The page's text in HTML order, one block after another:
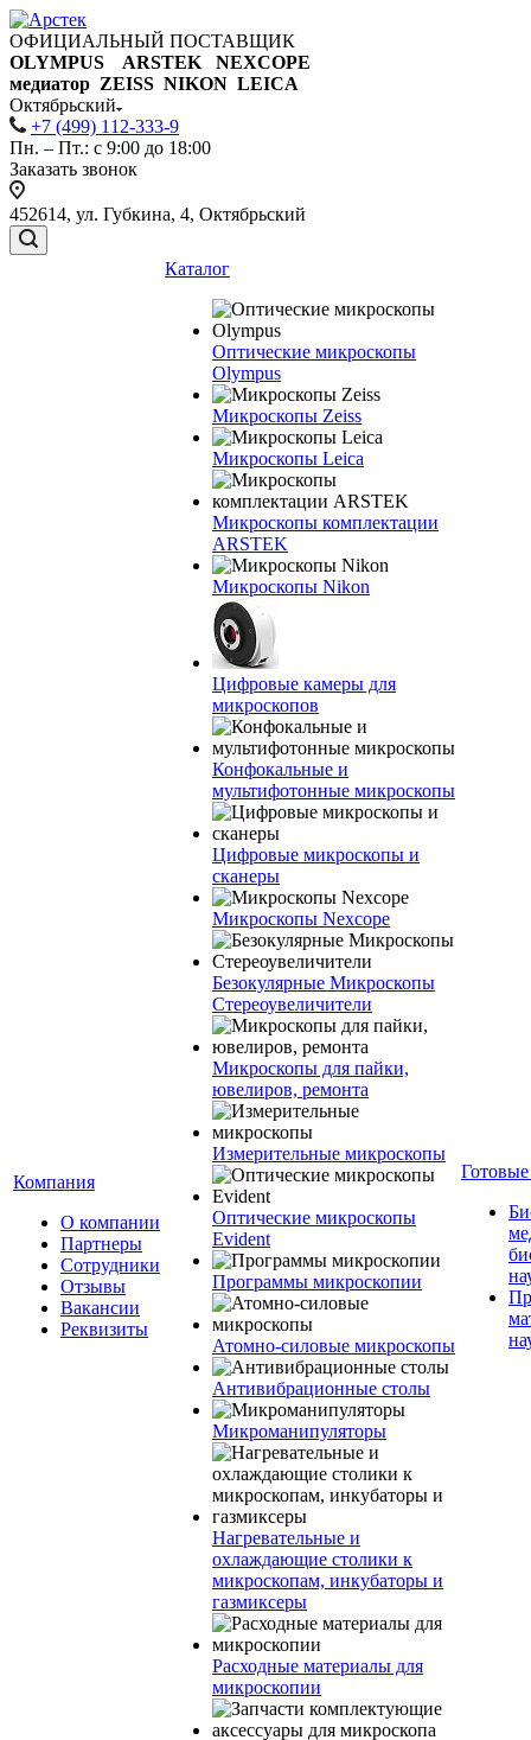
ОФИЦИАЛЬНЫЙ ПОСТАВЩИК
OLYMPUS ARSTEK NEXCOPE
медиатор ZEISS NIKON LEICA
Октябрьский
+7 (499) 112-333-9
Пн. – Пт.: с 9:00 до 18:00
Заказать звонок
452614, ул. Губкина, 4, Октябрьский
Компания
О компании
Партнеры
Сотрудники
Отзывы
Вакансии
Реквизиты
Каталог
Оптические микроскопы
Olympus
Микроскопы Zeiss
Микроскопы Leica
Микроскопы комплектации
ARSTEK
Микроскопы Nikon
Цифровые камеры для
микроскопов
Конфокальные и
мультифотонные микроскопы
Цифровые микроскопы и
сканеры
Микроскопы Nexcope
Безокулярные Микроскопы
Стереоувеличители
Микроскопы для пайки,
ювелиров, ремонта
Измерительные микроскопы
Оптические микроскопы
Evident
Программы микроскопии
Атомно-силовые микроскопы
Антивибрационные столы
Микроманипуляторы
Нагревательные и
охлаждающие столики к
микроскопам, инкубаторы и
газмиксеры
Расходные материалы для
микроскопии